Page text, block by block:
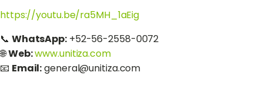
https://youtu.be/ra5MH_1aEig
📞 WhatsApp:+52-56-2558-0072
🌐Web:www.unitiza.com
📧 Email:general@unitiza.com